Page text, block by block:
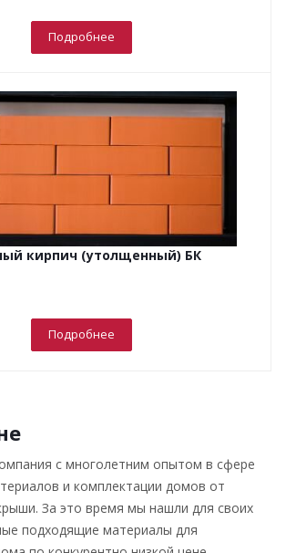
Подробнее
кирпич (утолщенный) БК
Подробнее
с многолетним опытом в сфере
и комплектации домов от
За это время мы нашли для своих
подходящие материалы для